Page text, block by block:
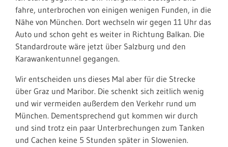
fahre, unterbrochen von einigen wenigen Funden, in die
Nähe von München. Dort wechseln wir gegen 11 Uhr das
Auto und schon geht es weiter in Richtung Balkan. Die
Standardroute wäre jetzt über Salzburg und den
Karawankentunnel gegangen.
Wir entscheiden uns dieses Mal aber für die Strecke
über Graz und Maribor. Die schenkt sich zeitlich wenig
und wir vermeiden außerdem den Verkehr rund um
München. Dementsprechend gut kommen wir durch
und sind trotz ein paar Unterbrechungen zum Tanken
und Cachen keine 5 Stunden später in Slowenien.